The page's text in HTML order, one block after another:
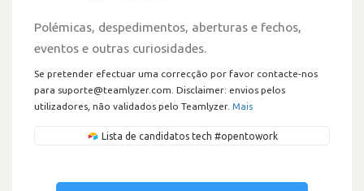
Polémicas, despedimentos, aberturas e fechos,
eventos e outras curiosidades.
Se pretender efectuar uma correcção por favor contacte-nos
para suporte@teamlyzer.com. Disclaimer: envios pelos
utilizadores, não validados pelo Teamlyzer. Mais
Lista de candidatos tech #opentowork